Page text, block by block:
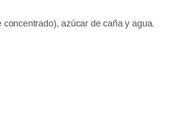
azúcar de caña y agua.